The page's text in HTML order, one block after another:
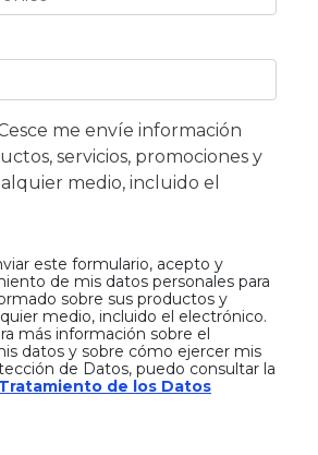
me envíe información
servicios, promociones y
medio, incluido el
este formulario, acepto y
de mis datos personales para
sobre sus productos y
medio, incluido el electrónico.
más información sobre el
datos y sobre cómo ejercer mis
de Datos, puedo consultar la
de los Datos